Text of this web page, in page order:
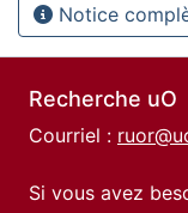
Notice
Recherche uO
Courriel :
Si vous avez